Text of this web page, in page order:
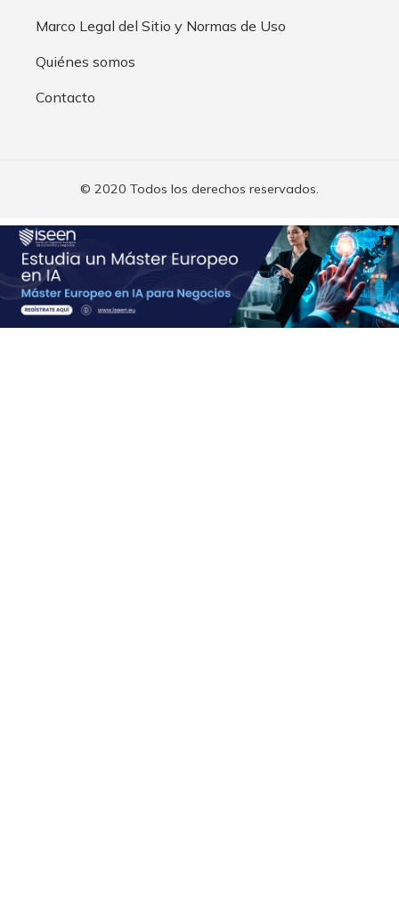
Marco Legal del Sitio y Normas de Uso
Quiénes somos
Contacto
© 2020 Todos los derechos reservados.